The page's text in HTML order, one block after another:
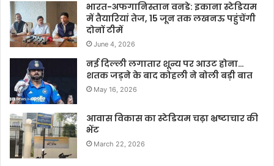
भारत-अफगानिस्तान वनडे: इकाना स्टेडियम
में तैयारियां तेज, 15 जून तक लखनऊ पहुंचेंगी
दोनों टीमें
June 4, 2026
नई दिल्ली लगातार शून्य पर आउट होना…
शतक जड़ने के बाद कोहली ने बोली बड़ी बात
May 16, 2026
आवास विकास का स्टेडियम चढ़ा भ्रष्टाचार की
भेंट
March 22, 2026